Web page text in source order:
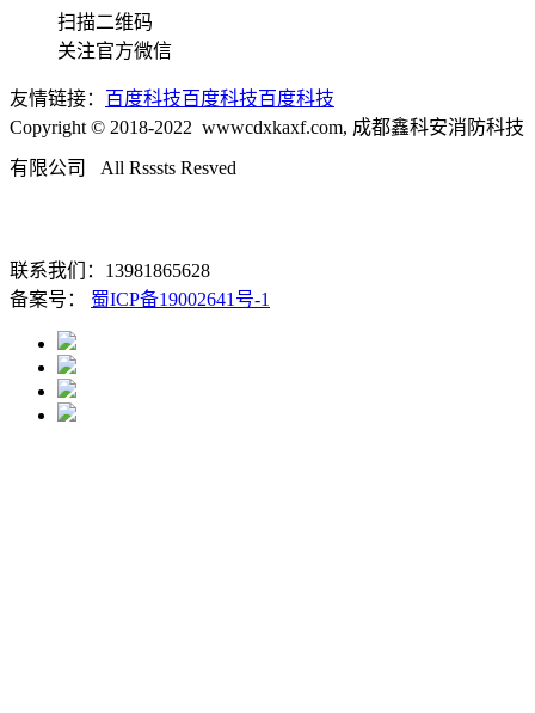
扫描二维码
关注官方微信
友情链接： 百度科技百度科技百度科技
Copyright © 2018-2022 wwwcdxkaxf.com, 成都鑫科安消防科技
有限公司 All Rsssts Resved
联系我们：13981865628
备案号：
蜀ICP备19002641号-1